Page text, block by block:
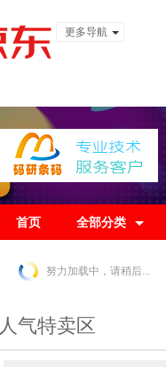
更多导航
首页 全部分类
努力加载中，请稍后...
人气特卖区